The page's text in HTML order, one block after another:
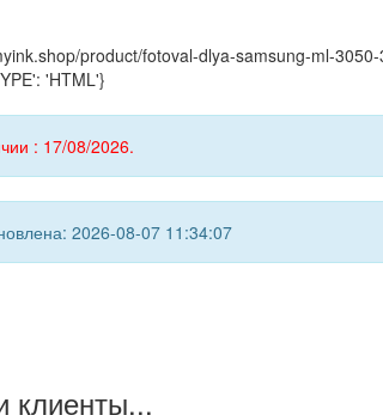
product/fotoval-dlya-samsung-ml-
'HTML'}
: 17/08/2026.
2026-08-07 11:34:07
клиенты...